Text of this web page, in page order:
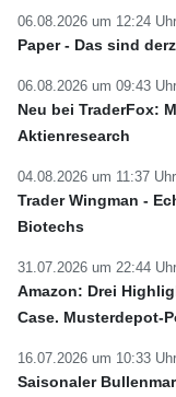
06.08.2026 um 12:24
Paper - Das sind
06.08.2026 um 09:43
Neu bei TraderFox:
Aktienresearch
04.08.2026 um 11:37
Trader Wingman -
Biotechs
31.07.2026 um 22:44
Amazon: Drei
Case. Musterdepot-
16.07.2026 um 10:33
Saisonaler